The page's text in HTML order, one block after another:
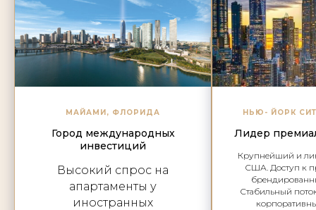
МАЙАМИ, ФЛОРИДА
Город международных
инвестиций
Высокий спрос на
апартаменты у
иностранных
НЬЮ- ЙОРК
Лидер
Крупнейший и
США. Доступ к
Стабильный